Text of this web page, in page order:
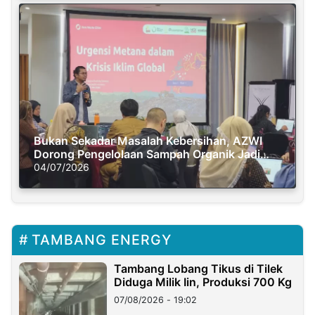
Bukan Sekadar Masalah Kebersihan, AZWI
Dorong Pengelolaan Sampah Organik Jadi
Solusi Krisis Iklim
04/07/2026
TAMBANG ENERGY
Tambang Lobang Tikus di Tilek
Diduga Milik Iin, Produksi 700 Kg
07/08/2026 - 19:02